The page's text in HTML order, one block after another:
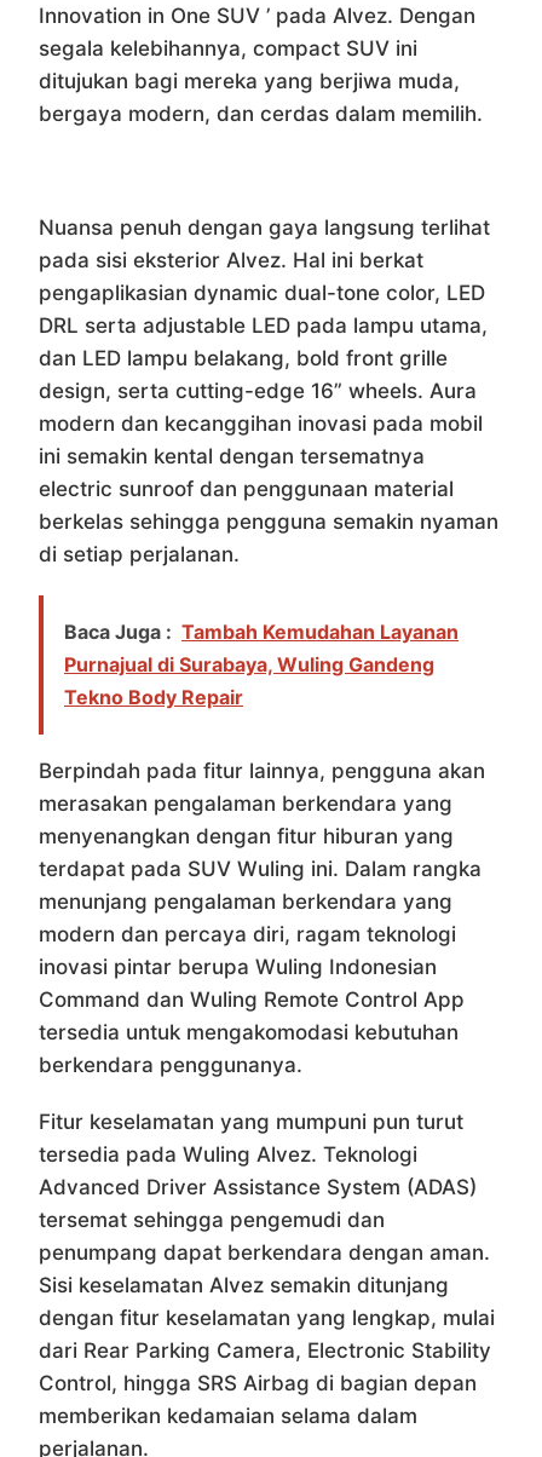
Innovation in One SUV ’ pada Alvez. Dengan
segala kelebihannya, compact SUV ini
ditujukan bagi mereka yang berjiwa muda,
bergaya modern, dan cerdas dalam memilih.
Nuansa penuh dengan gaya langsung terlihat
pada sisi eksterior Alvez. Hal ini berkat
pengaplikasian dynamic dual-tone color, LED
DRL serta adjustable LED pada lampu utama,
dan LED lampu belakang, bold front grille
design, serta cutting-edge 16” wheels. Aura
modern dan kecanggihan inovasi pada mobil
ini semakin kental dengan tersematnya
electric sunroof dan penggunaan material
berkelas sehingga pengguna semakin nyaman
di setiap perjalanan.
Baca Juga : Tambah Kemudahan Layanan
Purnajual di Surabaya, Wuling Gandeng
Tekno Body Repair
Berpindah pada fitur lainnya, pengguna akan
merasakan pengalaman berkendara yang
menyenangkan dengan fitur hiburan yang
terdapat pada SUV Wuling ini. Dalam rangka
menunjang pengalaman berkendara yang
modern dan percaya diri, ragam teknologi
inovasi pintar berupa Wuling Indonesian
Command dan Wuling Remote Control App
tersedia untuk mengakomodasi kebutuhan
berkendara penggunanya.
Fitur keselamatan yang mumpuni pun turut
tersedia pada Wuling Alvez. Teknologi
Advanced Driver Assistance System (ADAS)
tersemat sehingga pengemudi dan
penumpang dapat berkendara dengan aman.
Sisi keselamatan Alvez semakin ditunjang
dengan fitur keselamatan yang lengkap, mulai
dari Rear Parking Camera, Electronic Stability
Control, hingga SRS Airbag di bagian depan
memberikan kedamaian selama dalam
perjalanan.